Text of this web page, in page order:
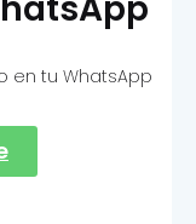
en tu WhatsApp